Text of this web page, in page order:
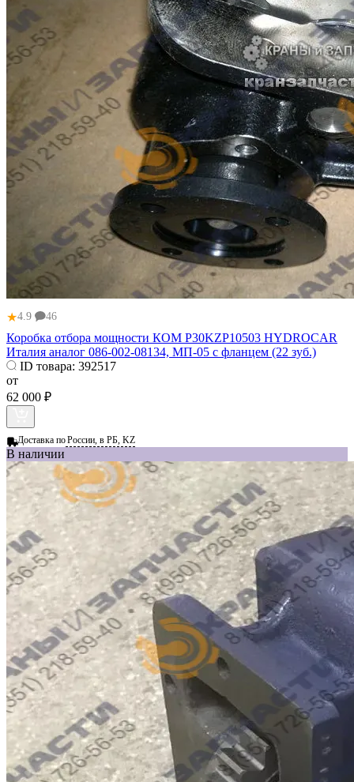
★4.9 46
Коробка отбора мощности КОМ P30KZP10503 HYDROCAR
Италия аналог 086-002-08134, МП-05 с фланцем (22 зуб.)
ID товара: 392517
от
62 000 ₽
Доставка поРоссии, в РБ, KZ
В наличии